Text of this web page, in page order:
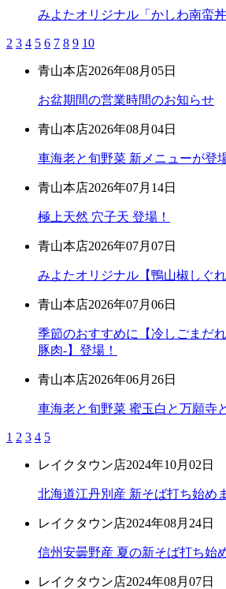
みよたオリジナル「かしわ南蛮
2 3 4 5 6 7 8 9 10
青山本店2026年08月05日
お盆期間の営業時間のお知らせ
青山本店2026年08月04日
車海老と旬野菜 新メニューが登
青山本店2026年07月14日
極上天然 穴子天 登場！
青山本店2026年07月07日
みよたオリジナル【鴨山椒しぐ
青山本店2026年07月06日
季節のおすすめに【冷しごまだ
豚肉-】登場！
青山本店2026年06月26日
車海老と旬野菜 蜜玉白と万願寺
1 2 3 4 5
レイクタウン店2024年10月02日
北海道江丹別産 新そば打ち始め
レイクタウン店2024年08月24日
信州安曇野産 夏の新そば打ち始
レイクタウン店2024年08月07日